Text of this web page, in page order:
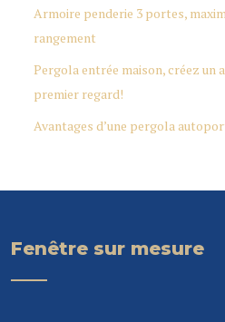
Armoire penderie 3 portes,
rangement
Pergola entrée maison, créez un
premier regard!
Avantages d’une pergola
Fenêtre sur mesure